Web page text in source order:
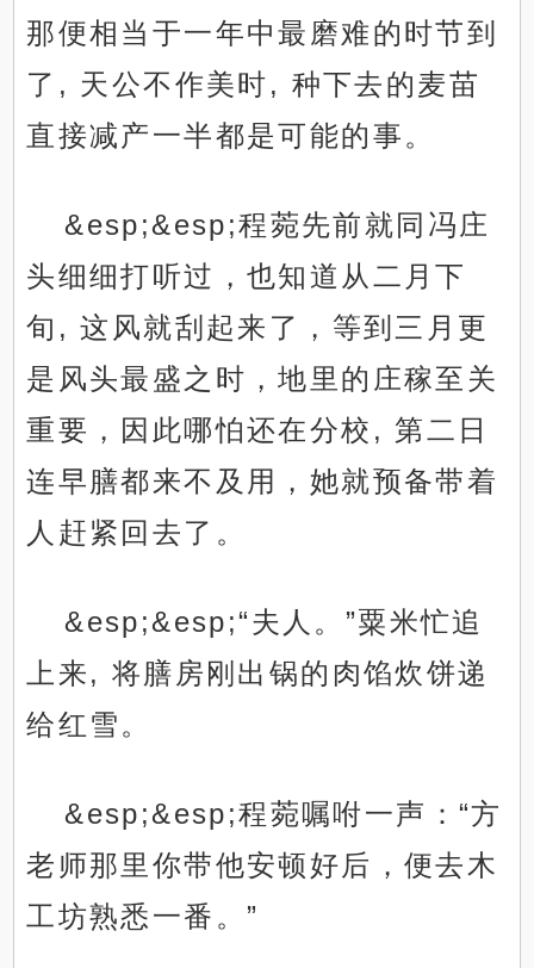
那便相当于一年中最磨难的时节到
了, 天公不作美时, 种下去的麦苗
直接减产一半都是可能的事。
&esp;&esp;程菀先前就同冯庄
头细细打听过，也知道从二月下
旬, 这风就刮起来了，等到三月更
是风头最盛之时，地里的庄稼至关
重要，因此哪怕还在分校, 第二日
连早膳都来不及用，她就预备带着
人赶紧回去了。
&esp;&esp;“夫人。”粟米忙追
上来, 将膳房刚出锅的肉馅炊饼递
给红雪。
&esp;&esp;程菀嘱咐一声：“方
老师那里你带他安顿好后，便去木
工坊熟悉一番。”